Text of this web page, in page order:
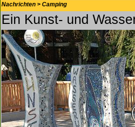
Nachrichten > Camping
Ein Kunst- und